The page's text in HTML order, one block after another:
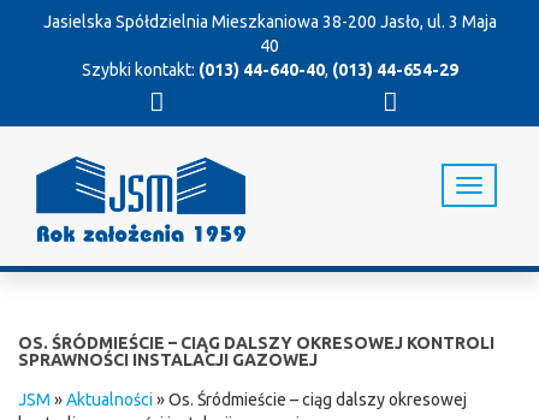
Jasielska Spółdzielnia Mieszkaniowa 38-200 Jasło, ul. 3 Maja
40
Szybki kontakt: (013) 44-640-40, (013) 44-654-29
T
o
OS. ŚRÓDMIEŚCIE – CIĄG DALSZY OKRESOWEJ KONTROLI
SPRAWNOŚCI INSTALACJI GAZOWEJ
JSM »Aktualności»Os. Śródmieście – ciąg dalszy okresowej